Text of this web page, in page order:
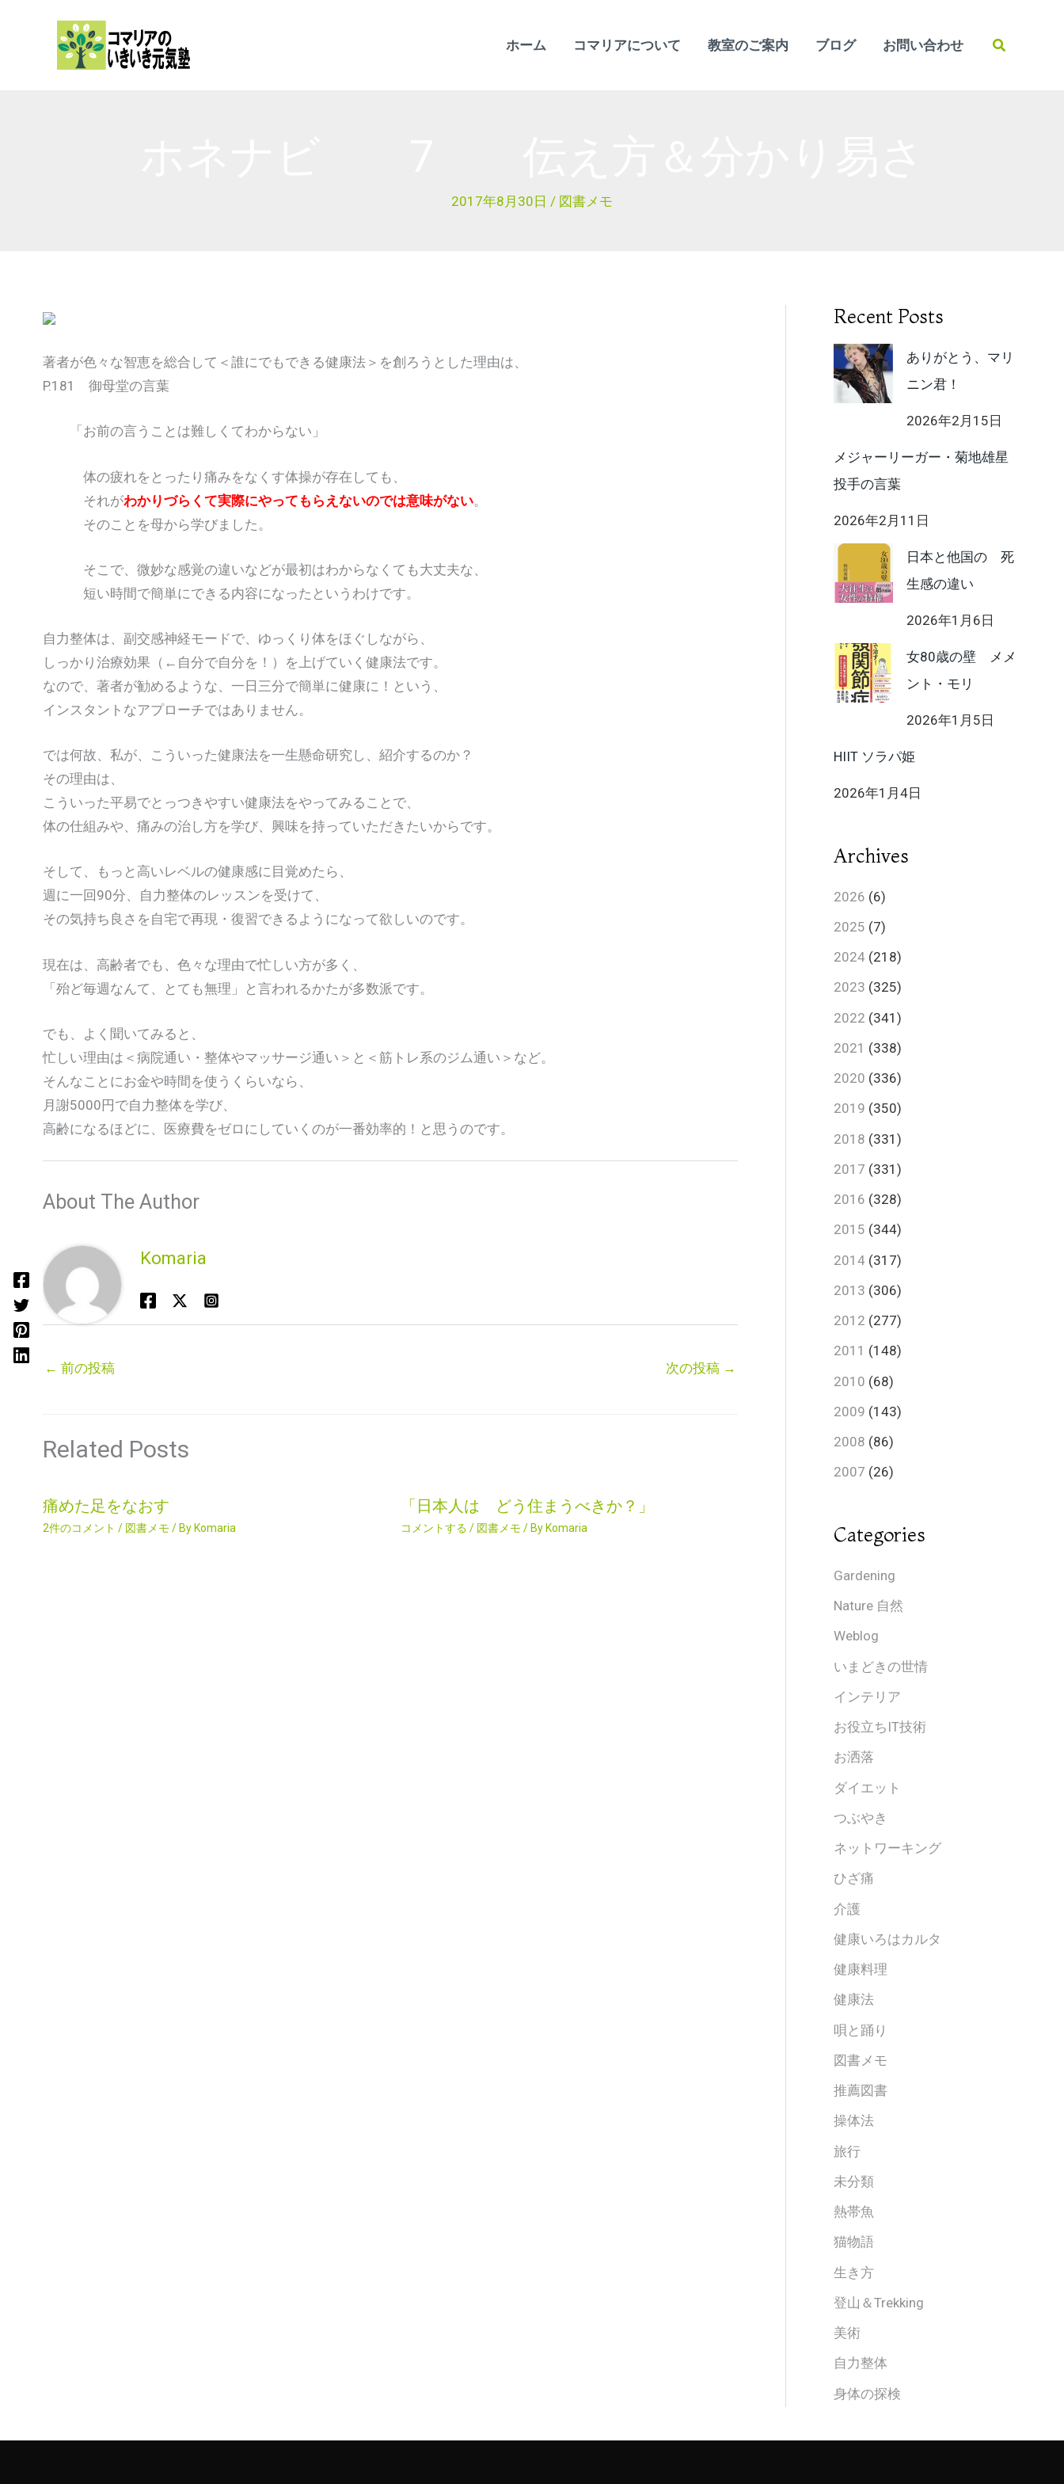
ホーム コマリアについて 教室のご案内 ブログ お問い合わせ
検
2017年8月30日 / 図書メモ
著者が色々な智恵を総合して＜誰にでもできる健康法＞を創ろうとした理由は、
P.181 御母堂の言葉
「お前の言うことは難しくてわからない」
体の疲れをとったり痛みをなくす体操が存在しても、
それがわかりづらくて実際にやってもらえないのでは意味がない。
そのことを母から学びました。
そこで、微妙な感覚の違いなどが最初はわからなくても大丈夫な、
短い時間で簡単にできる内容になったというわけです。
自力整体は、副交感神経モードで、ゆっくり体をほぐしながら、
しっかり治療効果（←自分で自分を！）を上げていく健康法です。
なので、著者が勧めるような、一日三分で簡単に健康に！という、
インスタントなアプローチではありません。
では何故、私が、こういった健康法を一生懸命研究し、紹介するのか？
その理由は、
こういった平易でとっつきやすい健康法をやってみることで、
体の仕組みや、痛みの治し方を学び、興味を持っていただきたいからです。
そして、もっと高いレベルの健康感に目覚めたら、
週に一回90分、自力整体のレッスンを受けて、
その気持ち良さを自宅で再現・復習できるようになって欲しいのです。
現在は、高齢者でも、色々な理由で忙しい方が多く、
「殆ど毎週なんて、とても無理」と言われるかたが多数派です。
でも、よく聞いてみると、
忙しい理由は＜病院通い・整体やマッサージ通い＞と＜筋トレ系のジム通い＞など。
そんなことにお金や時間を使うくらいなら、
月謝5000円で自力整体を学び、
高齢になるほどに、医療費をゼロにしていくのが一番効率的！と思うのです。
About The Author
Komaria
← 前の投稿 次の投稿 →
Related Posts
痛めた足をなおす
2件のコメント / 図書メモ / By Komaria
「日本人は どう住まうべきか？」
コメントする / 図書メモ / By Komaria
Recent Posts
ありがとう、マリ
ニン君！
2026年2月15日
メジャーリーガー・菊地雄星
投手の言葉
2026年2月11日
日本と他国の 死
生感の違い
2026年1月6日
女80歳の壁 メメ
ント・モリ
2026年1月5日
HIIT ソラパ姫
2026年1月4日
Archives
2026 (6)
2025 (7)
2024 (218)
2023 (325)
2022 (341)
2021 (338)
2020 (336)
2019 (350)
2018 (331)
2017 (331)
2016 (328)
2015 (344)
2014 (317)
2013 (306)
2012 (277)
2011 (148)
2010 (68)
2009 (143)
2008 (86)
2007 (26)
Categories
Gardening
Nature 自然
Weblog
いまどきの世情
インテリア
お役立ちIT技術
お洒落
ダイエット
つぶやき
ネットワーキング
ひざ痛
介護
健康いろはカルタ
健康料理
健康法
唄と踊り
図書メモ
推薦図書
操体法
旅行
未分類
熱帯魚
猫物語
生き方
登山＆Trekking
美術
自力整体
身体の探検